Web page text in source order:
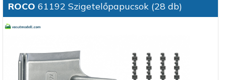
ROCO 61192 Szigetelőpapucsok (28 db)